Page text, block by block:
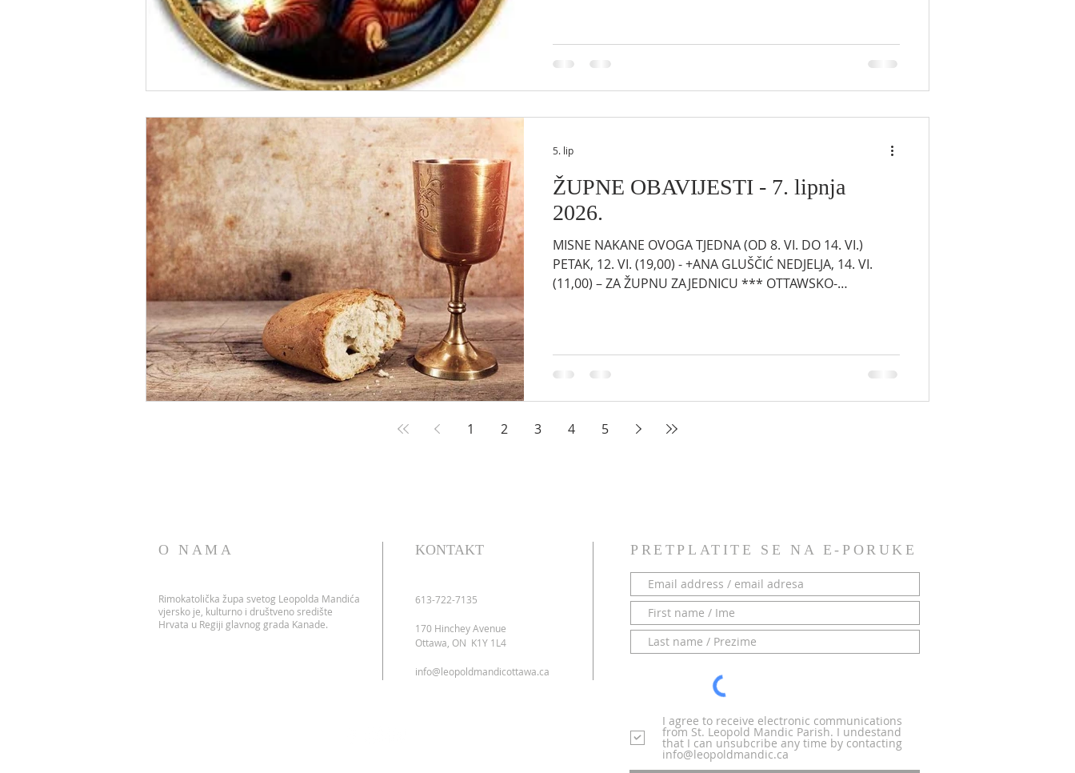
milijuna dolara za Fond za pomirenje s autohtonim
narodima naše Nadbiskupije već je prikupljeno.
Prikupljena sredstva podržala su inicijative za
ŽUPNE OBAVIJESTI - 7. lipnja
2026.
MISNE NAKANE OVOGA TJEDNA (OD 8. VI. DO 14. VI.)
PETAK, 12. VI. (19,00) - +ANA GLUŠČIĆ NEDJELJA, 14. VI.
(11,00) – ZA ŽUPNU ZAJEDNICU *** OTTAWSKO-
autohtonim narodima naše Nadbiskupije već je
prikupljeno. Prikupljena sredstva podržala su inicijative za
ozdravljenje i izgradnju zajednice putem Kateri Native
5. lip
1 2 3 4 5
O NAMA
Rimokatolička župa svetog Leopolda Mandića
vjersko je, kulturno i društveno središte
Hrvata u Regiji glavnog grada Kanade.
KONTAKT
613-722-7135
170 Hinchey Avenue
Ottawa, ON K1Y 1L4
info@leopoldmandicottawa.ca
PRETPLATITE SE NA E-PORUKE
I agree to receive electronic communications
from St. Leopold Mandic Parish. I undestand
that I can unsubcribe any time by contacting
info@leopoldmandic.ca